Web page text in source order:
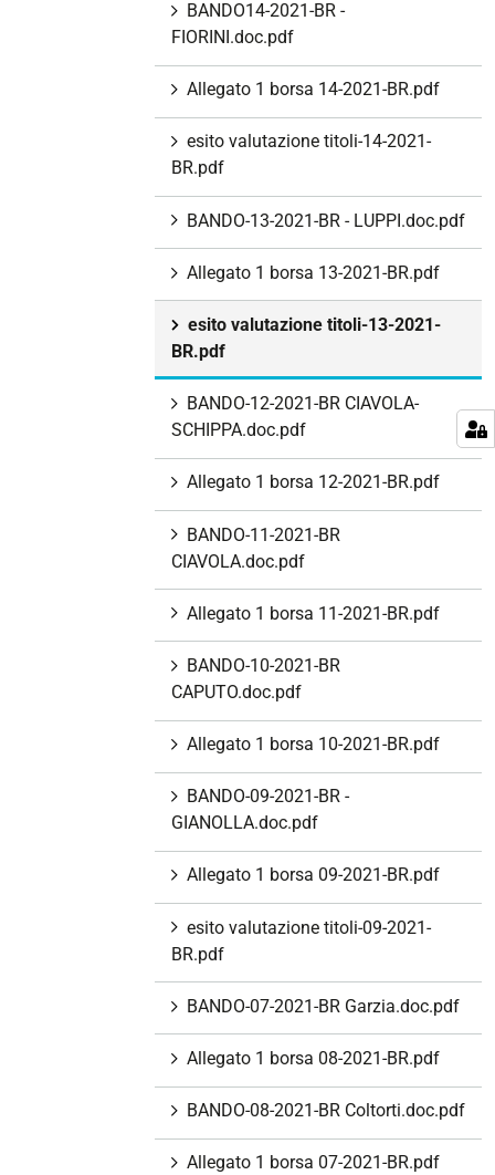
BANDO14-2021-BR -
FIORINI.doc.pdf
Allegato 1 borsa 14-2021-BR.pdf
esito valutazione titoli-14-2021-
BR.pdf
BANDO-13-2021-BR - LUPPI.doc.pdf
Allegato 1 borsa 13-2021-BR.pdf
esito valutazione titoli-13-2021-
BR.pdf
BANDO-12-2021-BR CIAVOLA-
SCHIPPA.doc.pdf
Allegato 1 borsa 12-2021-BR.pdf
BANDO-11-2021-BR
CIAVOLA.doc.pdf
Allegato 1 borsa 11-2021-BR.pdf
BANDO-10-2021-BR
CAPUTO.doc.pdf
Allegato 1 borsa 10-2021-BR.pdf
BANDO-09-2021-BR -
GIANOLLA.doc.pdf
Allegato 1 borsa 09-2021-BR.pdf
esito valutazione titoli-09-2021-
BR.pdf
BANDO-07-2021-BR Garzia.doc.pdf
Allegato 1 borsa 08-2021-BR.pdf
BANDO-08-2021-BR Coltorti.doc.pdf
Allegato 1 borsa 07-2021-BR.pdf